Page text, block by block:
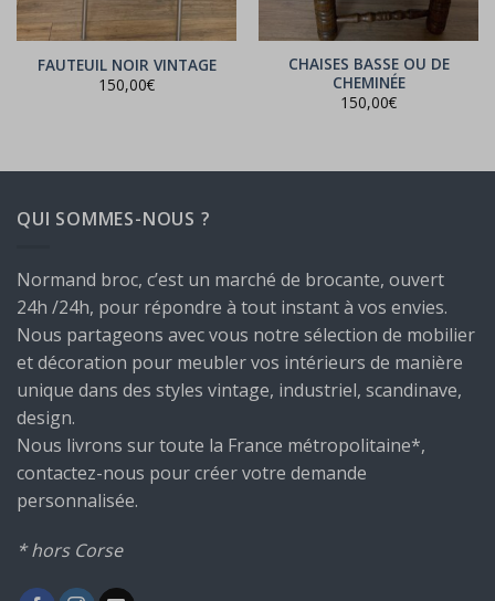
FAUTEUIL NOIR VINTAGE
150,00€
CHAISES BASSE OU DE
CHEMINÉE
150,00€
QUI SOMMES-NOUS ?
Normand broc, c’est un marché de brocante, ouvert
24h /24h, pour répondre à tout instant à vos envies.
Nous partageons avec vous notre sélection de mobilier
et décoration pour meubler vos intérieurs de manière
unique dans des styles vintage, industriel, scandinave,
design.
Nous livrons sur toute la France métropolitaine*,
contactez-nous pour créer votre demande
personnalisée.
* hors Corse